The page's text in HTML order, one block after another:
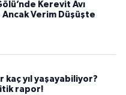
Kerevit Avı
Verim Düşüşte
kaç yıl yaşayabiliyor?
rapor!